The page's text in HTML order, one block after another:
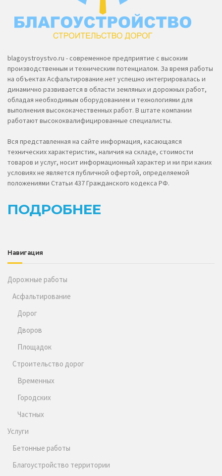
blagoystroystvo.ru - современное предприятие с высоким
производственным и техническим потенциалом. За время работы
на объектах Асфальтирование.нет успешно интегрировалась и
динамично развивается в области земляных и дорожных работ,
обладая необходимым оборудованием и технологиями для
выполнения высококачественных работ. В штате компании
работают высококвалифицированные специалисты.
Вся представленная на сайте информация, касающаяся
технических характеристик, наличия на складе, стоимости
товаров и услуг, носит информационный характер и ни при каких
условиях не является публичной офертой, определяемой
положениями Статьи 437 Гражданского кодекса РФ.
ПОДРОБНЕЕ
Навигация
Дорожные работы
Асфальтирование
Дорог
Дворов
Площадок
Строительство дорог
Временных
Городских
Частных
Услуги
Бетонные работы
Благоустройство территории